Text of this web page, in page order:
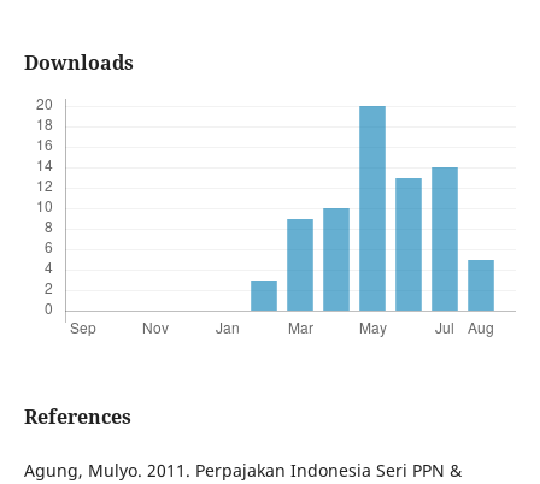
Downloads
References
Agung, Mulyo. 2011. Perpajakan Indonesia Seri PPN &